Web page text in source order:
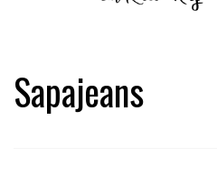
Sapajeans